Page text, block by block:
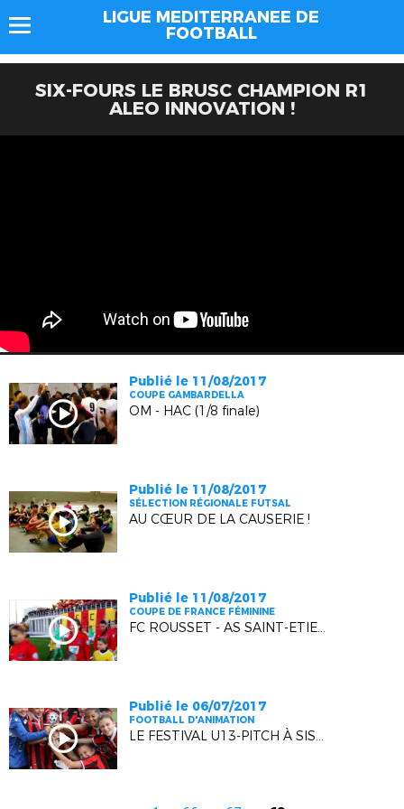
LIGUE MEDITERRANEE DE
FOOTBALL
SIX-FOURS LE BRUSC CHAMPION R1
ALEO INNOVATION !
Publié le 11/08/2017
COUPE GAMBARDELLA
OM - HAC (1/8 finale)
Publié le 11/08/2017
SÉLECTION RÉGIONALE FUTSAL
AU CŒUR DE LA CAUSERIE !
Publié le 11/08/2017
COUPE DE FRANCE FÉMININE
FC ROUSSET - AS SAINT-ETIENNE (1/8 FINALE)
Publié le 06/07/2017
FOOTBALL D'ANIMATION
LE FESTIVAL U13-PITCH À SISTERON